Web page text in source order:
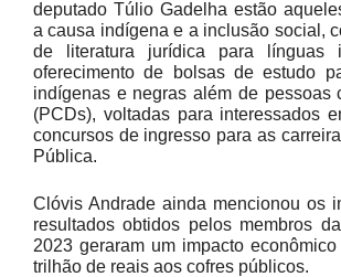
deputado Túlio Gadelha estão
a causa indígena e a inclusão social,
de literatura jurídica para línguas
oferecimento de bolsas de estudo
indígenas e negras além de pessoas
(PCDs), voltadas para interessados
concursos de ingresso para as
Pública.
Clóvis Andrade ainda mencionou os
resultados obtidos pelos membros
2023 geraram um impacto
trilhão de reais aos cofres públicos.